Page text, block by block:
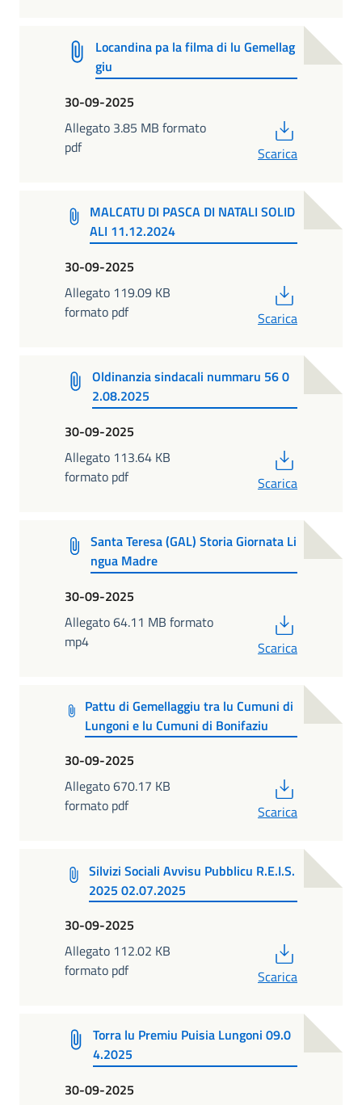
Locandina pa la filma di lu Gemellag
giu
30-09-2025
Allegato 3.85 MB formato
pdf
Scarica
MALCATU DI PASCA DI NATALI SOLID
ALI 11.12.2024
30-09-2025
Allegato 119.09 KB
formato pdf
Scarica
Oldinanzia sindacali nummaru 56 0
2.08.2025
30-09-2025
Allegato 113.64 KB
formato pdf
Scarica
Santa Teresa (GAL) Storia Giornata Li
ngua Madre
30-09-2025
Allegato 64.11 MB formato
mp4
Scarica
Pattu di Gemellaggiu tra lu Cumuni di
Lungoni e lu Cumuni di Bonifaziu
30-09-2025
Allegato 670.17 KB
formato pdf
Scarica
Silvizi Sociali Avvisu Pubblicu R.E.I.S.
2025 02.07.2025
30-09-2025
Allegato 112.02 KB
formato pdf
Scarica
Torra lu Premiu Puisia Lungoni 09.0
4.2025
30-09-2025